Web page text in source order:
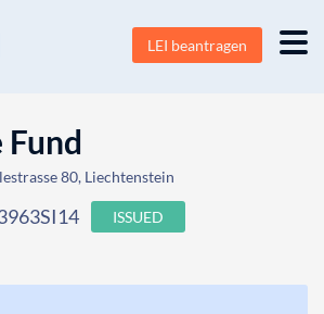
LEI beantragen
Fund
80, Liechtenstein
ISSUED